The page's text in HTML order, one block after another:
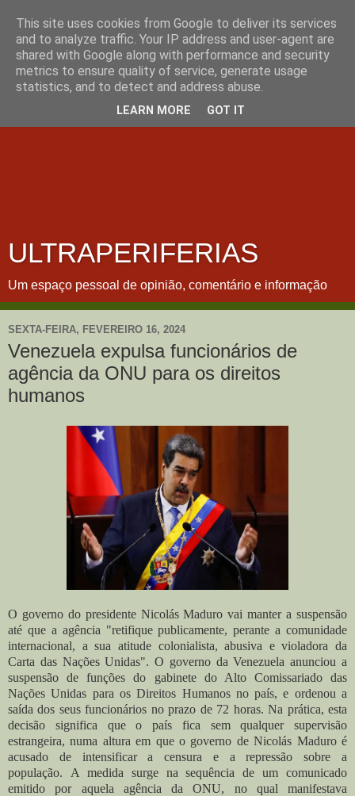
ULTRAPERIFERIAS
Um espaço pessoal de opinião, comentário e informação
SEXTA-FEIRA, FEVEREIRO 16, 2024
Venezuela expulsa funcionários de
agência da ONU para os direitos
humanos
O governo do presidente Nicolás Maduro vai manter a suspensão
até que a agência "retifique publicamente, perante a comunidade
internacional, a sua atitude colonialista, abusiva e violadora da
Carta das Nações Unidas". O governo da Venezuela anunciou a
suspensão de funções do gabinete do Alto Comissariado das
Nações Unidas para os Direitos Humanos no país, e ordenou a
saída dos seus funcionários no prazo de 72 horas. Na prática, esta
decisão significa que o país fica sem qualquer supervisão
estrangeira, numa altura em que o governo de Nicolás Maduro é
acusado de intensificar a censura e a repressão sobre a
população. A medida surge na sequência de um comunicado
emitido por aquela agência da ONU, no qual manifestava
This site uses cookies from Google to deliver its services
and to analyze traffic. Your IP address and user-agent are
shared with Google along with performance and security
metrics to ensure quality of service, generate usage
statistics, and to detect and address abuse.
LEARN MORE GOT IT